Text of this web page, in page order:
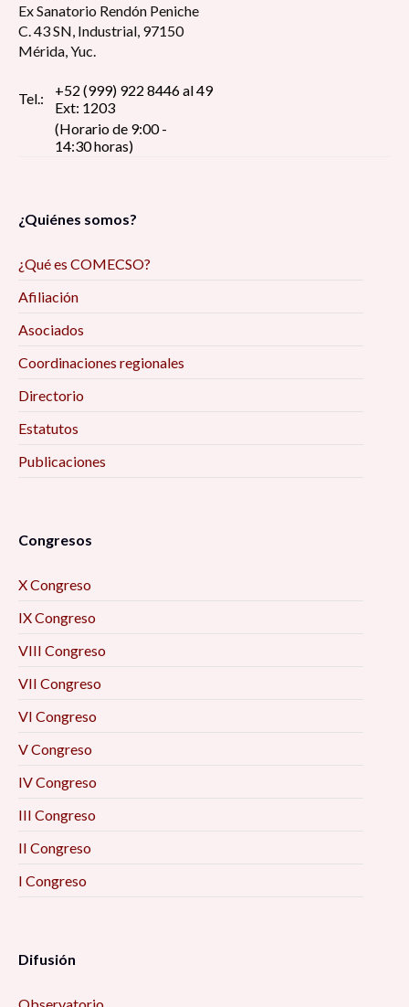
Ex Sanatorio Rendón Peniche
C. 43 SN, Industrial, 97150
Mérida, Yuc.
Tel.:
+52 (999) 922 8446 al 49
Ext: 1203
(Horario de 9:00 -
14:30 horas)
¿Quiénes somos?
¿Qué es COMECSO?
Afiliación
Asociados
Coordinaciones regionales
Directorio
Estatutos
Publicaciones
Congresos
X Congreso
IX Congreso
VIII Congreso
VII Congreso
VI Congreso
V Congreso
IV Congreso
III Congreso
II Congreso
I Congreso
Difusión
Observatorio